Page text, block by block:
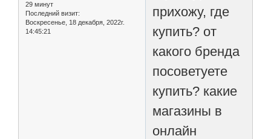
29 минут
Последний визит:
Воскресенье, 18 декабря, 2022г.
14:45:21
прихожу, где
купить? от
какого бренда
посоветуете
купить? какие
магазины в
онлайн